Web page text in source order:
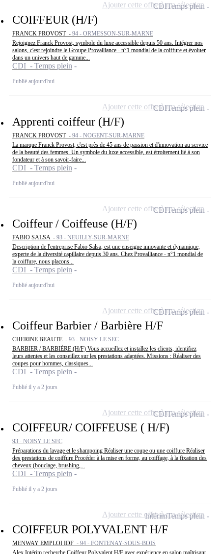
COIFFEUR (H/F)
FRANCK PROVOST - 94 - ORMESSON-SUR-MARNE
Rejoignez Franck Provost, symbole du luxe accessible depuis 50 ans. Intégrer nos
salons, c'est rejoindre le Groupe Provalliance - n°1 mondial de la coiffure et évoluer
dans un univers haut de gamme...
CDI - Temps plein
Publié aujourd'hui
CDITemps plein
Ajouter cette offre à ma sélection
Apprenti coiffeur (H/F)
FRANCK PROVOST - 94 - NOGENT-SUR-MARNE
La marque Franck Provost, c'est près de 45 ans de passion et d'innovation au service
de la beauté des femmes. Un symbole du luxe accessible, est étroitement lié à son
fondateur et à son savoir-faire...
CDI - Temps plein
Publié aujourd'hui
CDITemps plein
Ajouter cette offre à ma sélection
Coiffeur / Coiffeuse (H/F)
FABIO SALSA - 93 - NEUILLY-SUR-MARNE
Description de l'entreprise Fabio Salsa, est une enseigne innovante et dynamique,
experte de la diversité capillaire depuis 30 ans. Chez Provalliance - n°1 mondial de
la coiffure, nous plaçons...
CDI - Temps plein
Publié aujourd'hui
CDITemps plein
Ajouter cette offre à ma sélection
Coiffeur Barbier / Barbière H/F
CHERINE BEAUTE - 93 - NOISY LE SEC
BARBIER / BARBIÈRE (H/F) Vous accueillez et installez les clients, identifiez
leurs attentes et les conseillez sur les prestations adaptées. Missions : Réaliser des
coupes pour hommes, classiques...
CDI - Temps plein
Publié il y a 2 jours
CDITemps plein
Ajouter cette offre à ma sélection
COIFFEUR/ COIFFEUSE ( H/F)
93 - NOISY LE SEC
Préparations du lavage et le shampoing Réaliser une coupe ou une coiffure Réaliser
des prestations de coiffure Procéder à la mise en forme, au coiffage, à la fixation des
cheveux (bouclage, brushing,...
CDI - Temps plein
Publié il y a 2 jours
CDITemps plein
Ajouter cette offre à ma sélection
COIFFEUR POLYVALENT H/F
MENWAY EMPLOI IDF - 94 - FONTENAY-SOUS-BOIS
Alex Intérim recherche Coiffeur Polyvalent H/F avec expérience en salon maîtrisant
IntérimTemps plein
Ajouter cette offre à ma sélection